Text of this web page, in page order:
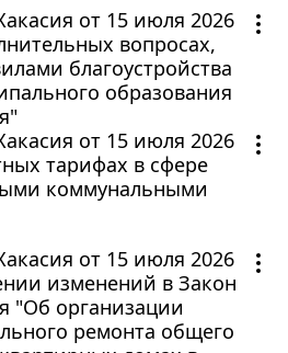
от 15 июля 2026
вопросах,
благоустройства
образования
от 15 июля 2026
тарифах в сфере
коммунальными
от 15 июля 2026
изменений в Закон
"Об организации
ремонта общего